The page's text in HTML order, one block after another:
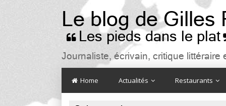
Le blog de Gilles
 Les pieds dans le plat
Journaliste, écrivain, critique
Home Actualités Restaurants